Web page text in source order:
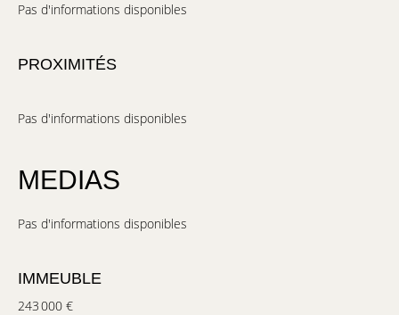
Pas d'informations disponibles
PROXIMITÉS
Pas d'informations disponibles
MEDIAS
Pas d'informations disponibles
IMMEUBLE
243 000 €